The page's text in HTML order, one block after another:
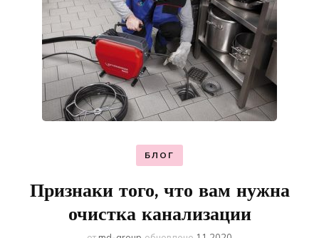
БЛОГ
Признаки того, что вам нужна
очистка канализации